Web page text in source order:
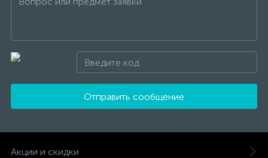
Отправить сообщение
Акции и скидки